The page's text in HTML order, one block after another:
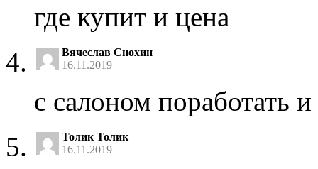
где купит и цена
Вячеслав Снохин
16.11.2019
с салоном поработать
Толик Толик
16.11.2019